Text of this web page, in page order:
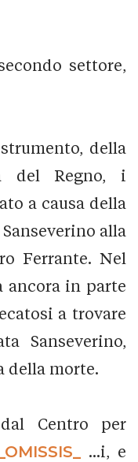
settore,
della
del Regno, i
a causa della
alla
Ferrante. Nel
ancora in parte
a trovare
Sanseverino,
della morte.
Centro per
_OMISSIS_
...i, e